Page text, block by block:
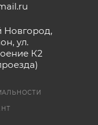
Новгород,
ул.
К2